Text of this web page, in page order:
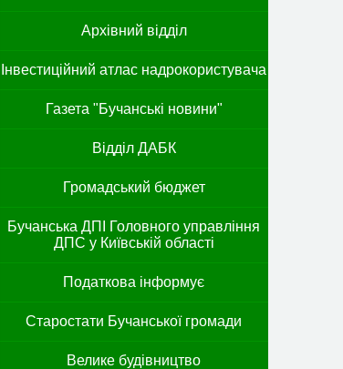
Архівний відділ
Інвестиційний атлас надрокористувача
Газета "Бучанські новини"
Відділ ДАБК
Громадський бюджет
Бучанська ДПІ Головного управління
ДПС у Київській області
Податкова інформує
Старостати Бучанської громади
Велике будівництво